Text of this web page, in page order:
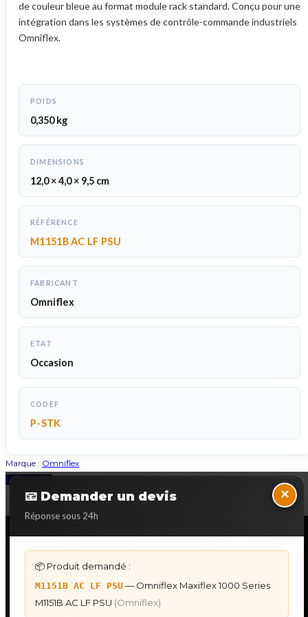
de couleur bleue au format module rack standard. Conçu pour une
intégration dans les systèmes de contrôle-commande industriels
Omniflex.
POIDS
0,350 kg
DIMENSIONS
12,0 × 4,0 × 9,5 cm
RÉFÉRENCE
M1151B AC LF PSU
FABRICANT
Omniflex
ETAT
Occasion
CODEF
P-STK
Marque : Omniflex
📧 Demander un devis
Réponse sous 24h
×
📦 Produit demandé :
M1151B AC LF PSU — Omniflex Maxiflex 1000 Series
M1151B AC LF PSU (Omniflex)
Back to Top
DÉPANNAGE AUTOMATES
Dépannage Schneider Modicon